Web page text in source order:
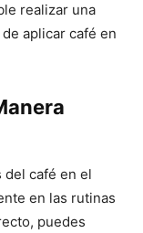
realizar una
aplicar café en
del café en el
en las rutinas
puedes